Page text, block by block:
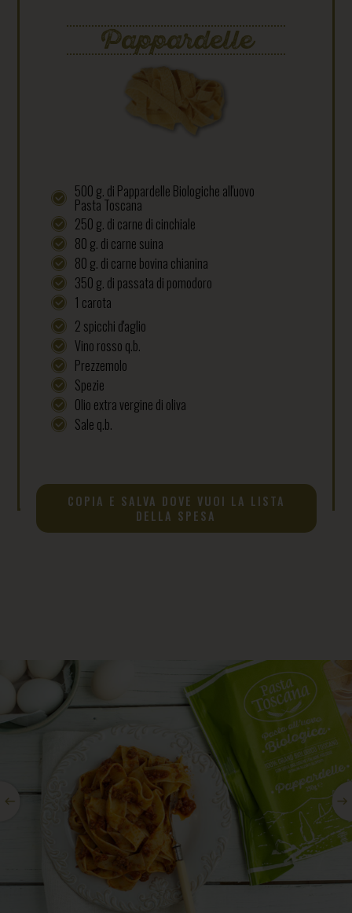
Pappardelle
500 g. di Pappardelle Biologiche all'uovo
Pasta Toscana
250 g. di carne di cinchiale
80 g. di carne suina
80 g. di carne bovina chianina
350 g. di passata di pomodoro
1 carota
2 spicchi d'aglio
Vino rosso q.b.
Prezzemolo
Spezie
Olio extra vergine di oliva
Sale q.b.
COPIA E SALVA DOVE VUOI LA LISTA
DELLA SPESA